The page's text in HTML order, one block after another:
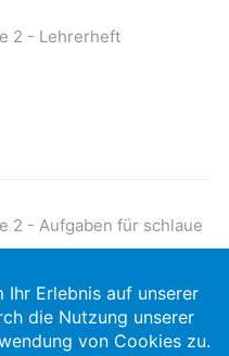
2 - Lehrerheft
2 - Aufgaben für schlaue